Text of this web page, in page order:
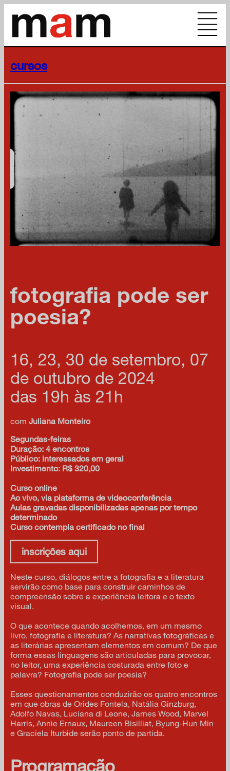
cursos
fotografia pode ser
poesia?
16, 23, 30 de setembro, 07
de outubro de 2024
das 19h às 21h
com Juliana Monteiro
Segundas-feiras
Duração: 4 encontros
Público: interessados em geral
Investimento: R$ 320,00
Curso online
Ao vivo, via plataforma de videoconferência
Aulas gravadas disponibilizadas apenas por tempo
determinado
Curso contempla certificado no final
inscrições aqui
Neste curso, diálogos entre a fotografia e a literatura
servirão como base para construir caminhos de
compreensão sobre a experiência leitora e o texto
visual.
O que acontece quando acolhemos, em um mesmo
livro, fotografia e literatura? As narrativas fotográficas e
as literárias apresentam elementos em comum? De que
forma essas linguagens são articuladas para provocar,
no leitor, uma experiência costurada entre foto e
palavra? Fotografia pode ser poesia?
Esses questionamentos conduzirão os quatro encontros
em que obras de Orides Fontela, Natália Ginzburg,
Adolfo Navas, Luciana di Leone, James Wood, Marvel
Harris, Annie Ernaux, Maureen Bisilliat, Byung-Hun Min
e Graciela Iturbide serão ponto de partida.
Programação